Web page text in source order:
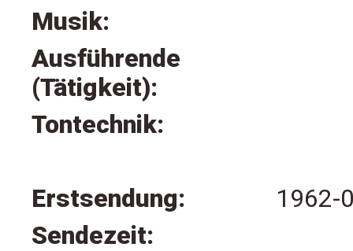
Musik:
Ausführende
(Tätigkeit):
Tontechnik:
Erstsendung:
1962-
Sendezeit: